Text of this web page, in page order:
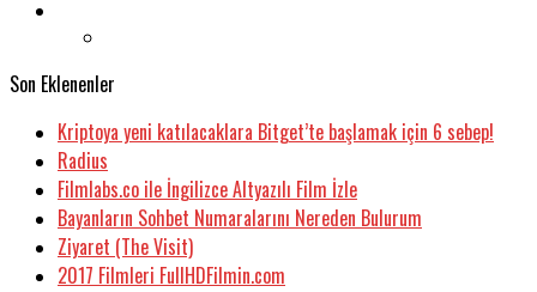
Son Eklenenler
Kriptoya yeni katılacaklara Bitget’te başlamak için 6 sebep!
Radius
Filmlabs.co ile İngilizce Altyazılı Film İzle
Bayanların Sohbet Numaralarını Nereden Bulurum
Ziyaret (The Visit)
2017 Filmleri FullHDFilmin.com